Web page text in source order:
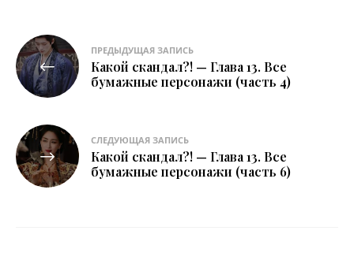
Навигация
по
записям
ПРЕДЫДУЩАЯ ЗАПИСЬ
Какой скандал?! — Глава 13. Все
бумажные персонажи (часть 4)
СЛЕДУЮЩАЯ ЗАПИСЬ
Какой скандал?! — Глава 13. Все
бумажные персонажи (часть 6)